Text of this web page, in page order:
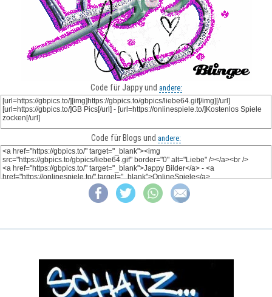
Code für Jappy und andere:
Code für Blogs und andere: